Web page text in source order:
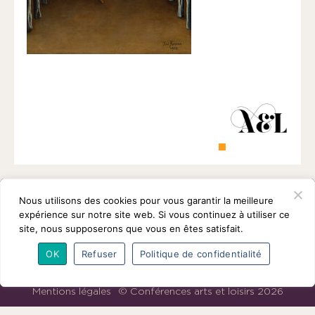
1901
ayant
vocation
L’association Programmes
Intervenants
Mentions légales
© Conférences arts et loisirs 2026
Nous
Nous utilisons des cookies pour vous garantir la meilleure
expérience sur notre site web. Si vous continuez à utiliser ce
site, nous supposerons que vous en êtes satisfait.
OK Refuser Politique de confidentialité